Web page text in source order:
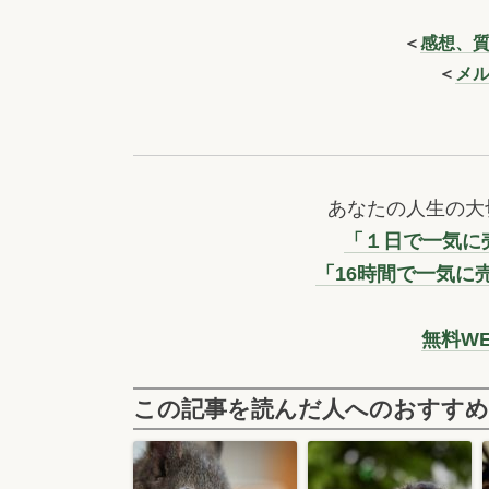
＜感想、
＜ メ
あなたの人生の
「１日で一気
「16時間で一気に
無料
この記事を読んだ人へのおすす